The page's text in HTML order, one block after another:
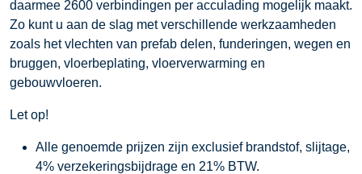
daarmee 2600 verbindingen per acculading mogelijk maakt.
Zo kunt u aan de slag met verschillende werkzaamheden
zoals het vlechten van prefab delen, funderingen, wegen en
bruggen, vloerbeplating, vloerverwarming en
gebouwvloeren.
Let op!
Alle genoemde prijzen zijn exclusief brandstof, slijtage,
4% verzekeringsbijdrage en 21% BTW.